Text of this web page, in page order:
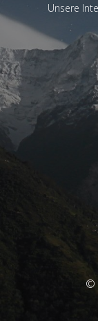
Unsere
©